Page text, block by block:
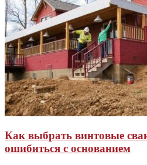
Как выбрать винтовые
ошибиться с основанием